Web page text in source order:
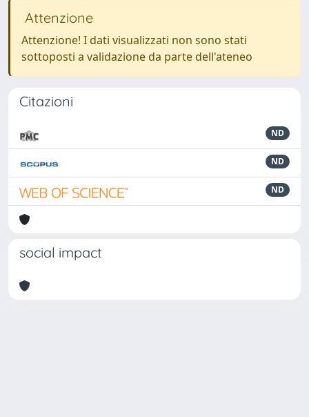
Attenzione
Attenzione! I dati visualizzati non sono stati
sottoposti a validazione da parte dell'ateneo
Citazioni
ND
ND
ND
social impact